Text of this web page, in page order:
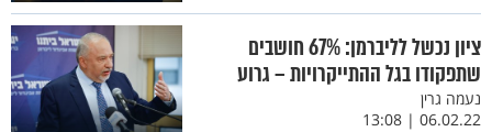
ציון נכשל לליברמן: 67% חושבים
שתפקודו בגל ההתייקרויות – גרוע
נעמה גרין
06.02.22 | 13:08